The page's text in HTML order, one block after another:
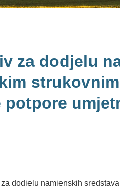
za dodjelu
dodjelu namjenskih